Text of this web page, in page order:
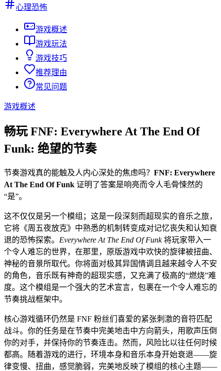
心理恐怖
游戏概述
游戏玩法
游戏技巧
推荐理由
常见问题
游戏概述
畅玩 FNF: Everywhere At The End Of
Funk: 绝望的节奏
节奏游戏真的能触及人内心深处的焦虑吗？ FNF: Everywhere
At The End Of Funk 证明了答案是响亮而令人毛骨悚然的
“是”。
这不仅仅是另一个模组；这是一段深刻而超现实的音乐之旅，
它将《周五夜放克》中熟悉的机制转变成对记忆丧失和认知衰
退的恐怖探索。 Everywhere At The End Of Funk将玩家带入一
个令人难忘的世界，在那里，原版游戏中欢快的旋律被扭曲、
神秘的音景所取代。你将面对极其异国情调且越来越令人不安
的角色，音乐既有神奇的超现实感，又充满了极高的“燃烧”难
度。这个模组是一个强大的艺术宣言，包裹在一个令人难忘的
节奏挑战框架中。
核心游戏循环仍然是 FNF 粉丝们喜爱的紧张刺激的音符匹配
战斗。你的任务是在节奏中完美地击中方向箭头，用歌声压倒
你的对手，并保持你的节奏连击。然而，风险比以往任何时候
都高。随着游戏的进行，环境本身和音乐本身开始衰退——旋
律变慢、扭曲，感觉脆弱，完美地反映了模组的核心主题——